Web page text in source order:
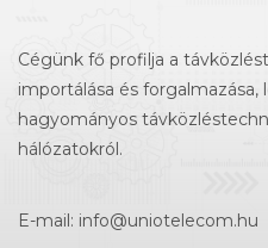
Cégünk fő profilja a
importálása és
hagyományos
hálózatokról.
E-mail: info@uniotelecom.hu